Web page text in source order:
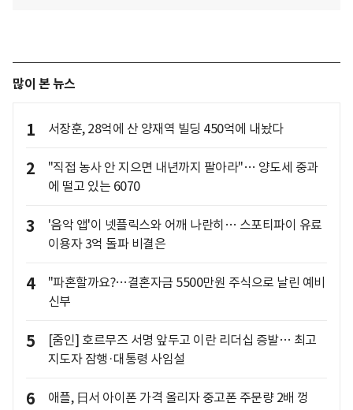
많이 본 뉴스
1 서장훈, 28억에 산 양재역 빌딩 450억에 내놨다
2
"직접 농사 안 지으면 내년까지 팔아라"… 양도세 중과
에 떨고 있는 6070
3
'음악 앱'이 넷플릭스와 어깨 나란히… 스포티파이 유료
이용자 3억 돌파 비결은
4
"파혼할까요?…결혼자금 5500만원 주식으로 날린 예비
신부
5
[줌인] 호르무즈 서명 앞두고 이란 리더십 증발… 최고
지도자 잠행·대통령 사임설
6
애플, 日서 아이폰 가격 올리자 중고폰 주문량 2배 껑